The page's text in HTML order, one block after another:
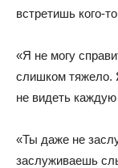
встретишь кого-
«Я не могу
слишком тяжело.
не видеть
«Ты даже не
заслуживаешь